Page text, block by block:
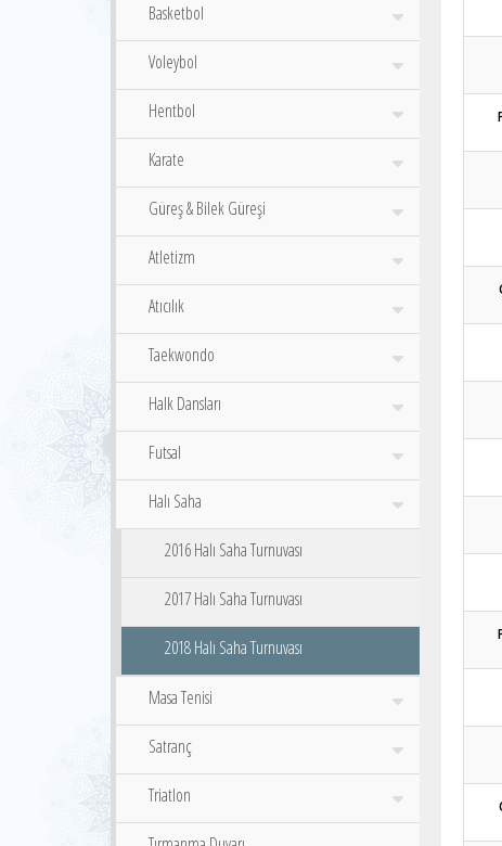
Basketbol
Voleybol
Hentbol
Karate
Güreş & Bilek Güreşi
Atletizm
Atıcılık
Taekwondo
Halk Dansları
Futsal
Halı Saha
2016 Halı Saha Turnuvası
2017 Halı Saha Turnuvası
2018 Halı Saha Turnuvası
Masa Tenisi
Satranç
Triatlon